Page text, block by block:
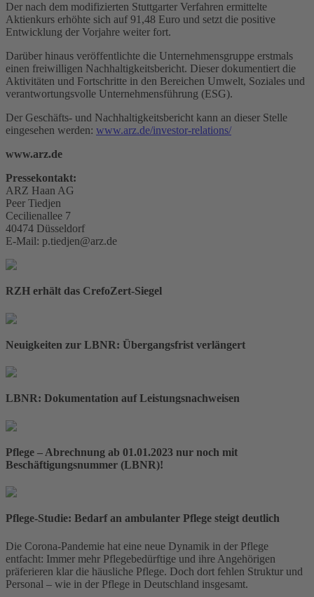
Der nach dem modifizierten Stuttgarter Verfahren ermittelte
Aktienkurs erhöhte sich auf 91,48 Euro und setzt die positive
Entwicklung der Vorjahre weiter fort.
Darüber hinaus veröffentlichte die Unternehmensgruppe erstmals
einen freiwilligen Nachhaltigkeitsbericht. Dieser dokumentiert die
Aktivitäten und Fortschritte in den Bereichen Umwelt, Soziales und
verantwortungsvolle Unternehmensführung (ESG).
Der Geschäfts- und Nachhaltigkeitsbericht kann an dieser Stelle
eingesehen werden: www.arz.de/investor-relations/
www.arz.de
Pressekontakt:
ARZ Haan AG
Peer Tiedjen
Cecilienallee 7
40474 Düsseldorf
E-Mail: p.tiedjen@arz.de
RZH erhält das CrefoZert-Siegel
Neuigkeiten zur LBNR: Übergangsfrist verlängert
LBNR: Dokumentation auf Leistungsnachweisen
Pflege – Abrechnung ab 01.01.2023 nur noch mit
Beschäftigungsnummer (LBNR)!
Pflege-Studie: Bedarf an ambulanter Pflege steigt deutlich
Die Corona-Pandemie hat eine neue Dynamik in der Pflege
entfacht: Immer mehr Pflegebedürftige und ihre Angehörigen
präferieren klar die häusliche Pflege. Doch dort fehlen Struktur und
Personal – wie in der Pflege in Deutschland insgesamt.